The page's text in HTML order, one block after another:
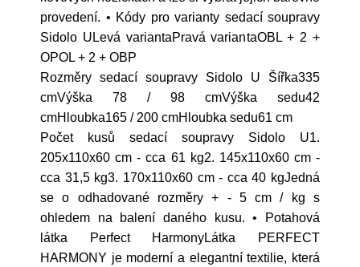
provedení. • Kódy pro varianty sedací soupravy
Sidolo ULevá variantaPravá variantaOBL + 2 +
OPOL + 2 + OBP
Rozměry sedací soupravy Sidolo U Šířka335
cmVýška 78 / 98 cmVýška sedu42
cmHloubka165 / 200 cmHloubka sedu61 cm
Počet kusů sedací soupravy Sidolo U1.
205x110x60 cm - cca 61 kg2. 145x110x60 cm -
cca 31,5 kg3. 170x110x60 cm - cca 40 kgJedná
se o odhadované rozměry + - 5 cm / kg s
ohledem na balení daného kusu. • Potahová
látka Perfect HarmonyLátka PERFECT
HARMONY je moderní a elegantní textilie, která